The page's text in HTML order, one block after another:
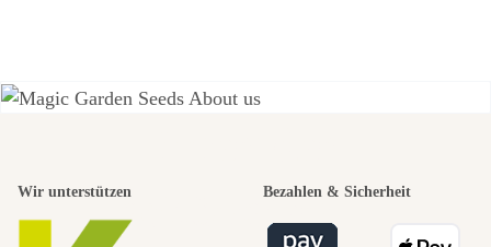
schönsten
Wir unterstützen Bezahlen & Sicherheit